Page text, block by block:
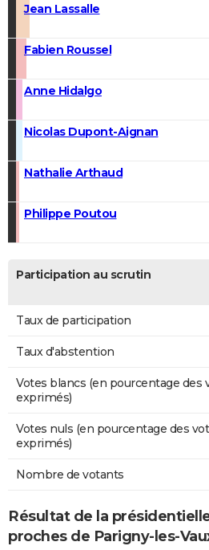
Jean Lassalle
Fabien Roussel
Anne Hidalgo
Nicolas Dupont-Aignan
Nathalie Arthaud
Philippe Poutou
Participation au scrutin
Taux de participation
Taux d'abstention
Votes blancs (en pourcentage des
exprimés)
Votes nuls (en pourcentage des
exprimés)
Nombre de votants
Résultat de la
proches de Parigny-les-